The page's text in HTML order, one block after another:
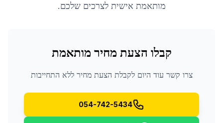
מותאמת אישית לצרכים שלכם.
קבלו הצעת מחיר מותאמת
צרו קשר עוד היום לקבלת הצעת מחיר ללא התחייבות
054-742-5434